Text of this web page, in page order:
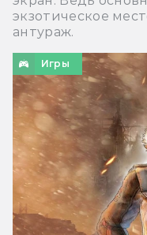
экзотическое
антураж.
Игры